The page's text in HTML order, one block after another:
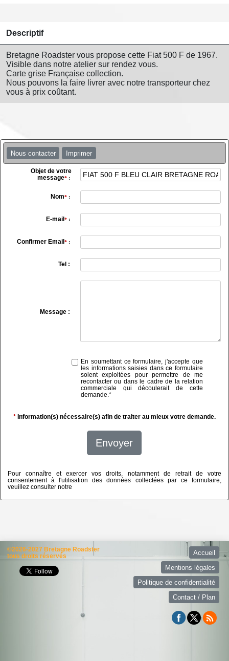
Descriptif
Bretagne Roadster vous propose cette Fiat 500 F de 1967.
Visible dans notre atelier sur rendez vous.
Carte grise Française collection.
Nous pouvons la faire livrer avec notre transporteur chez
vous à prix coûtant.
Nous contacter Imprimer
Objet de votre
message*:
Nom*:
E-mail *:
Confirmer Email *:
Tel :
Message :
En soumettant ce formulaire, j'accepte que
les informations saisies dans ce formulaire
soient exploitées pour permettre de me
recontacter ou dans le cadre de la relation
commerciale qui découlerait de cette
demande.*
* Information(s) nécessaire(s) afin de traiter au mieux votre demande.
Envoyer
Pour connaître et exercer vos droits, notamment de retrait de votre
consentement à l'utilisation des données collectées par ce formulaire,
veuillez consulter notre
©2026-2027 Bretagne Roadster
tous droits réservés
Accueil
Mentions légales
Politique de confidentialité
Contact / Plan